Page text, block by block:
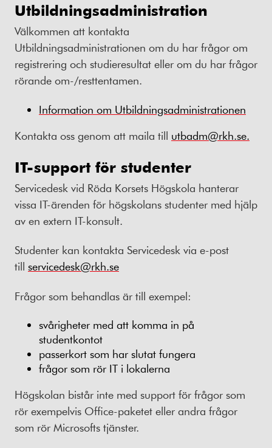
Utbildningsadministration
Välkommen att kontakta
Utbildningsadministrationen om du har frågor om
registrering och studieresultat eller om du har frågor
rörande om-/resttentamen.
Information om Utbildningsadministrationen
Kontakta oss genom att maila till utbadm@rkh.se.
IT-support för studenter
Servicedesk vid Röda Korsets Högskola hanterar
vissa IT-ärenden för högskolans studenter med hjälp
av en extern IT-konsult.
Studenter kan kontakta Servicedesk via e-post
till servicedesk@rkh.se
Frågor som behandlas är till exempel:
svårigheter med att komma in på
studentkontot
passerkort som har slutat fungera
frågor som rör IT i lokalerna
Högskolan bistår inte med support för frågor som
rör exempelvis Office-paketet eller andra frågor
som rör Microsofts tjänster.